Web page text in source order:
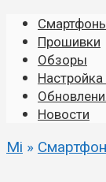
Прошивки
Обзоры
Настройка
Новости
Mi »